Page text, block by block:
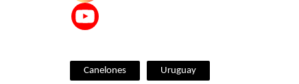
Canelones Uruguay